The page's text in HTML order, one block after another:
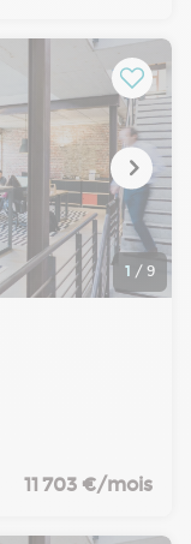
à proximité
grands axes,
recherche de
un
1 / 9
m² au R+1 et
commodités.
lots de 253
11 703 €/mois